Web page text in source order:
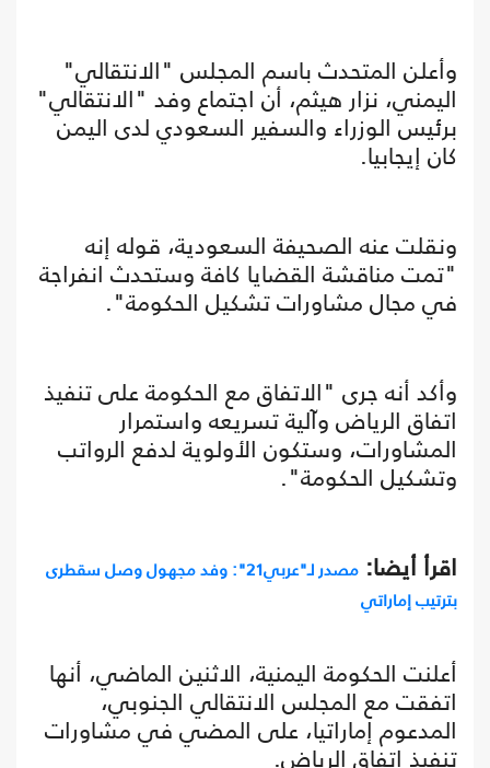
وأعلن المتحدث باسم المجلس "الانتقالي"
اليمني، نزار هيثم، أن اجتماع وفد "الانتقالي"
برئيس الوزراء والسفير السعودي لدى اليمن
كان إيجابيا.
ونقلت عنه الصحيفة السعودية، قوله إنه
"تمت مناقشة القضايا كافة وستحدث انفراجة
في مجال مشاورات تشكيل الحكومة".
وأكد أنه جرى "الاتفاق مع الحكومة على تنفيذ
اتفاق الرياض وآلية تسريعه واستمرار
المشاورات، وستكون الأولوية لدفع الرواتب
وتشكيل الحكومة".
اقرأ أيضا:
مصدر لـ"عربي21": وفد مجهول وصل سقطرى
بترتيب إماراتي
أعلنت الحكومة اليمنية، الاثنين الماضي، أنها
اتفقت مع المجلس الانتقالي الجنوبي،
المدعوم إماراتيا، على المضي في مشاورات
تنفيذ اتفاق الرياض.